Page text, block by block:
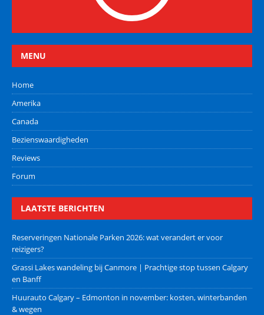
MENU
Home
Amerika
Canada
Bezienswaardigheden
Reviews
Forum
LAATSTE BERICHTEN
Reserveringen Nationale Parken 2026: wat verandert er voor
reizigers?
Grassi Lakes wandeling bij Canmore | Prachtige stop tussen Calgary
en Banff
Huurauto Calgary – Edmonton in november: kosten, winterbanden
& wegen